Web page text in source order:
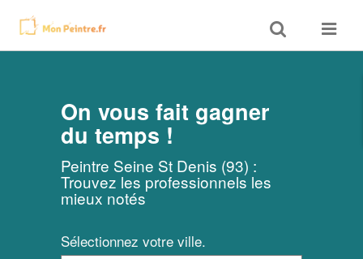
Toggle
search
Toggle
On vous fait gagner
du temps !
Peintre Seine St Denis (93) :
Trouvez les professionnels les
mieux notés
Sélectionnez votre ville.